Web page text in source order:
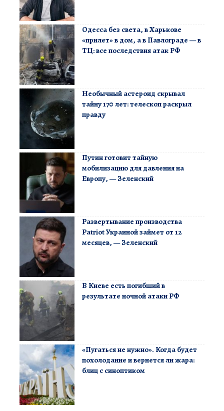
Одесса без света, в Харькове
«прилет» в дом, а в Павлограде — в
ТЦ: все последствия атак РФ
Необычный астероид скрывал
тайну 170 лет: телескоп раскрыл
правду
Путин готовит тайную
мобилизацию для давления на
Европу, — Зеленский
Развертывание производства
Patriot Украиной займет от 12
месяцев, — Зеленский
В Киеве есть погибший в
результате ночной атаки РФ
«Пугаться не нужно». Когда будет
похолодание и вернется ли жара:
блиц с синоптиком